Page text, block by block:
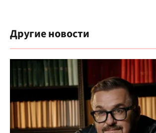
Другие новости